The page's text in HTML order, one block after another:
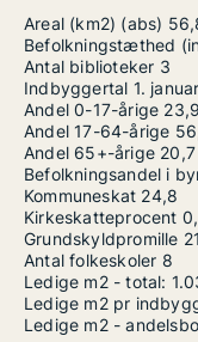
Areal (km2) (abs)
Befolkningstæthed
Antal biblioteker 3
Indbyggertal 1. januar
Andel 0-17-årige 23,9
Andel 17-64-årige
Andel 65+-årige 20,7
Befolkningsandel i
Kommuneskat 24,8
Kirkeskatteprocent
Grundskyldpromille
Antal folkeskoler 8
Ledige m2 - total:
Ledige m2 pr
Ledige m2 -